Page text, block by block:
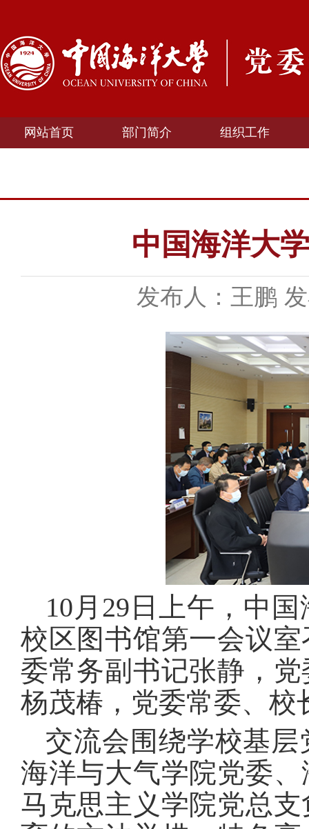
网站首页 部门简介 组织工作
中国海洋大
发布人：王鹏
10月29日上午，中
校区图书馆第一会议
委常务副书记张静，
杨茂椿，党委常委、校
交流会围绕学校基
海洋与大气学院党委
马克思主义学院党总